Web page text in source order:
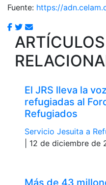
Fuente: https://
ARTÍCULOS
El JRS lleva la
refugiadas al
Refugiados
Servicio Jesuita a
| 12 de diciembre de
Más de 43